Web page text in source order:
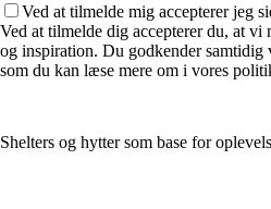
Ved at tilmelde mig accepterer jeg
Ved at tilmelde dig accepterer du, at vi
og inspiration. Du godkender samtidig
som du kan læse mere om i vores
Shelters og hytter som base for